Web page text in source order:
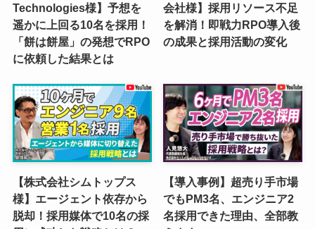
Technologies様】予想を
遥かに上回る10名を採用！
「餅は餅屋」の発想でRPO
に依頼した結果とは
会社様】採用リソース不足
を解消！即戦力RPO導入後
の成果と採用活動の変化
【株式会社シムトップス
様】エージェント依存から
脱却！採用媒体で10名の採
【導入事例】超売り手市場
でもPM3名、エンジニア2
名採用できた理由、全部教